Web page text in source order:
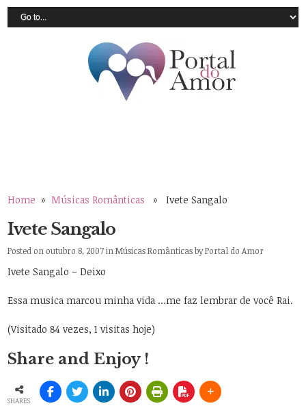
Home » Músicas Românticas » Ivete Sangalo
Ivete Sangalo
Posted on outubro 8, 2007 inMúsicas RomânticasbyPortal do Amor
Ivete Sangalo – Deixo
Essa musica marcou minha vida …me faz lembrar de você Rai.
(Visitado 84 vezes, 1 visitas hoje)
Share and Enjoy !
SHARES